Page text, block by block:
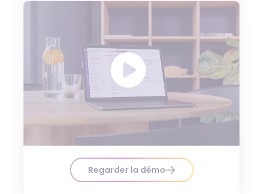
Regarder la démo